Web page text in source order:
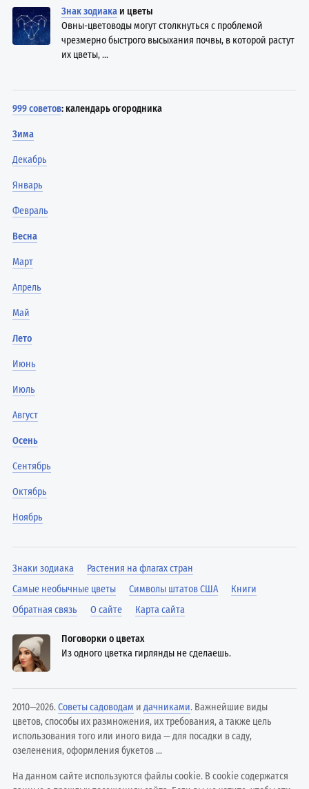
Знак зодиака и цветы
Овны-цветоводы могут столкнуться с проблемой
чрезмерно быстрого высыхания почвы, в которой растут
их цветы, ...
999 советов: календарь огородника
Зима
Декабрь
Январь
Февраль
Весна
Март
Апрель
Май
Лето
Июнь
Июль
Август
Осень
Сентябрь
Октябрь
Ноябрь
Знаки зодиака
Растения на флагах стран
Самые необычные цветы
Символы штатов США
Книги
Обратная связь
О сайте Карта сайта
Поговорки о цветах
Из одного цветка гирлянды не сделаешь.
2010—2026.Советы садоводам идачниками. Важнейшие виды
цветов, способы их размножения, их требования, а также цель
использования того или иного вида — для посадки в саду,
озеленения, оформления букетов ...
На данном сайте используются файлы cookie. В cookie содержатся